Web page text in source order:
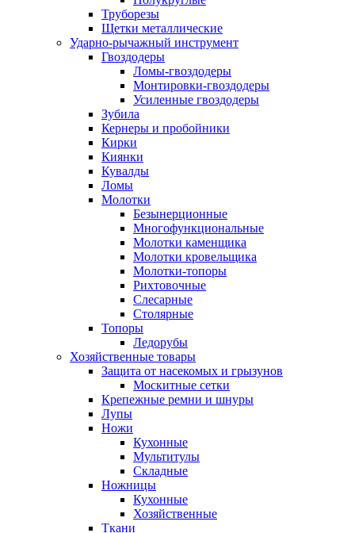
Труборезы
Щетки металлические
Ударно-рычажный инструмент
Гвоздодеры
Ломы-гвоздодеры
Монтировки-гвоздодеры
Усиленные гвоздодеры
Зубила
Кернеры и пробойники
Кирки
Киянки
Кувалды
Ломы
Молотки
Безынерционные
Многофункциональные
Молотки каменщика
Молотки кровельщика
Молотки-топоры
Рихтовочные
Слесарные
Столярные
Топоры
Ледорубы
Хозяйственные товары
Защита от насекомых и грызунов
Москитные сетки
Крепежные ремни и шнуры
Лупы
Ножи
Кухонные
Мультитулы
Складные
Ножницы
Кухонные
Хозяйственные
Ткани